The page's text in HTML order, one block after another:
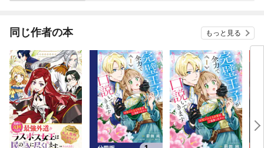
同じ作者の本 もっと見る